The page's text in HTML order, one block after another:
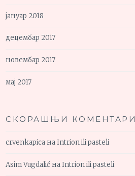
јануар 2018
децембар 2017
новембар 2017
мај 2017
СКОРАШЊИ КОМЕНТАРИ
crvenkapica наIntrion ili pasteli
Asim Vugdalić наIntrion ili pasteli